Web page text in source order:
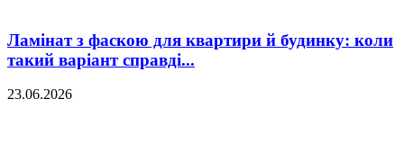
Ламінат з фаскою для квартири й будинку: коли
такий варіант справді...
23.06.2026